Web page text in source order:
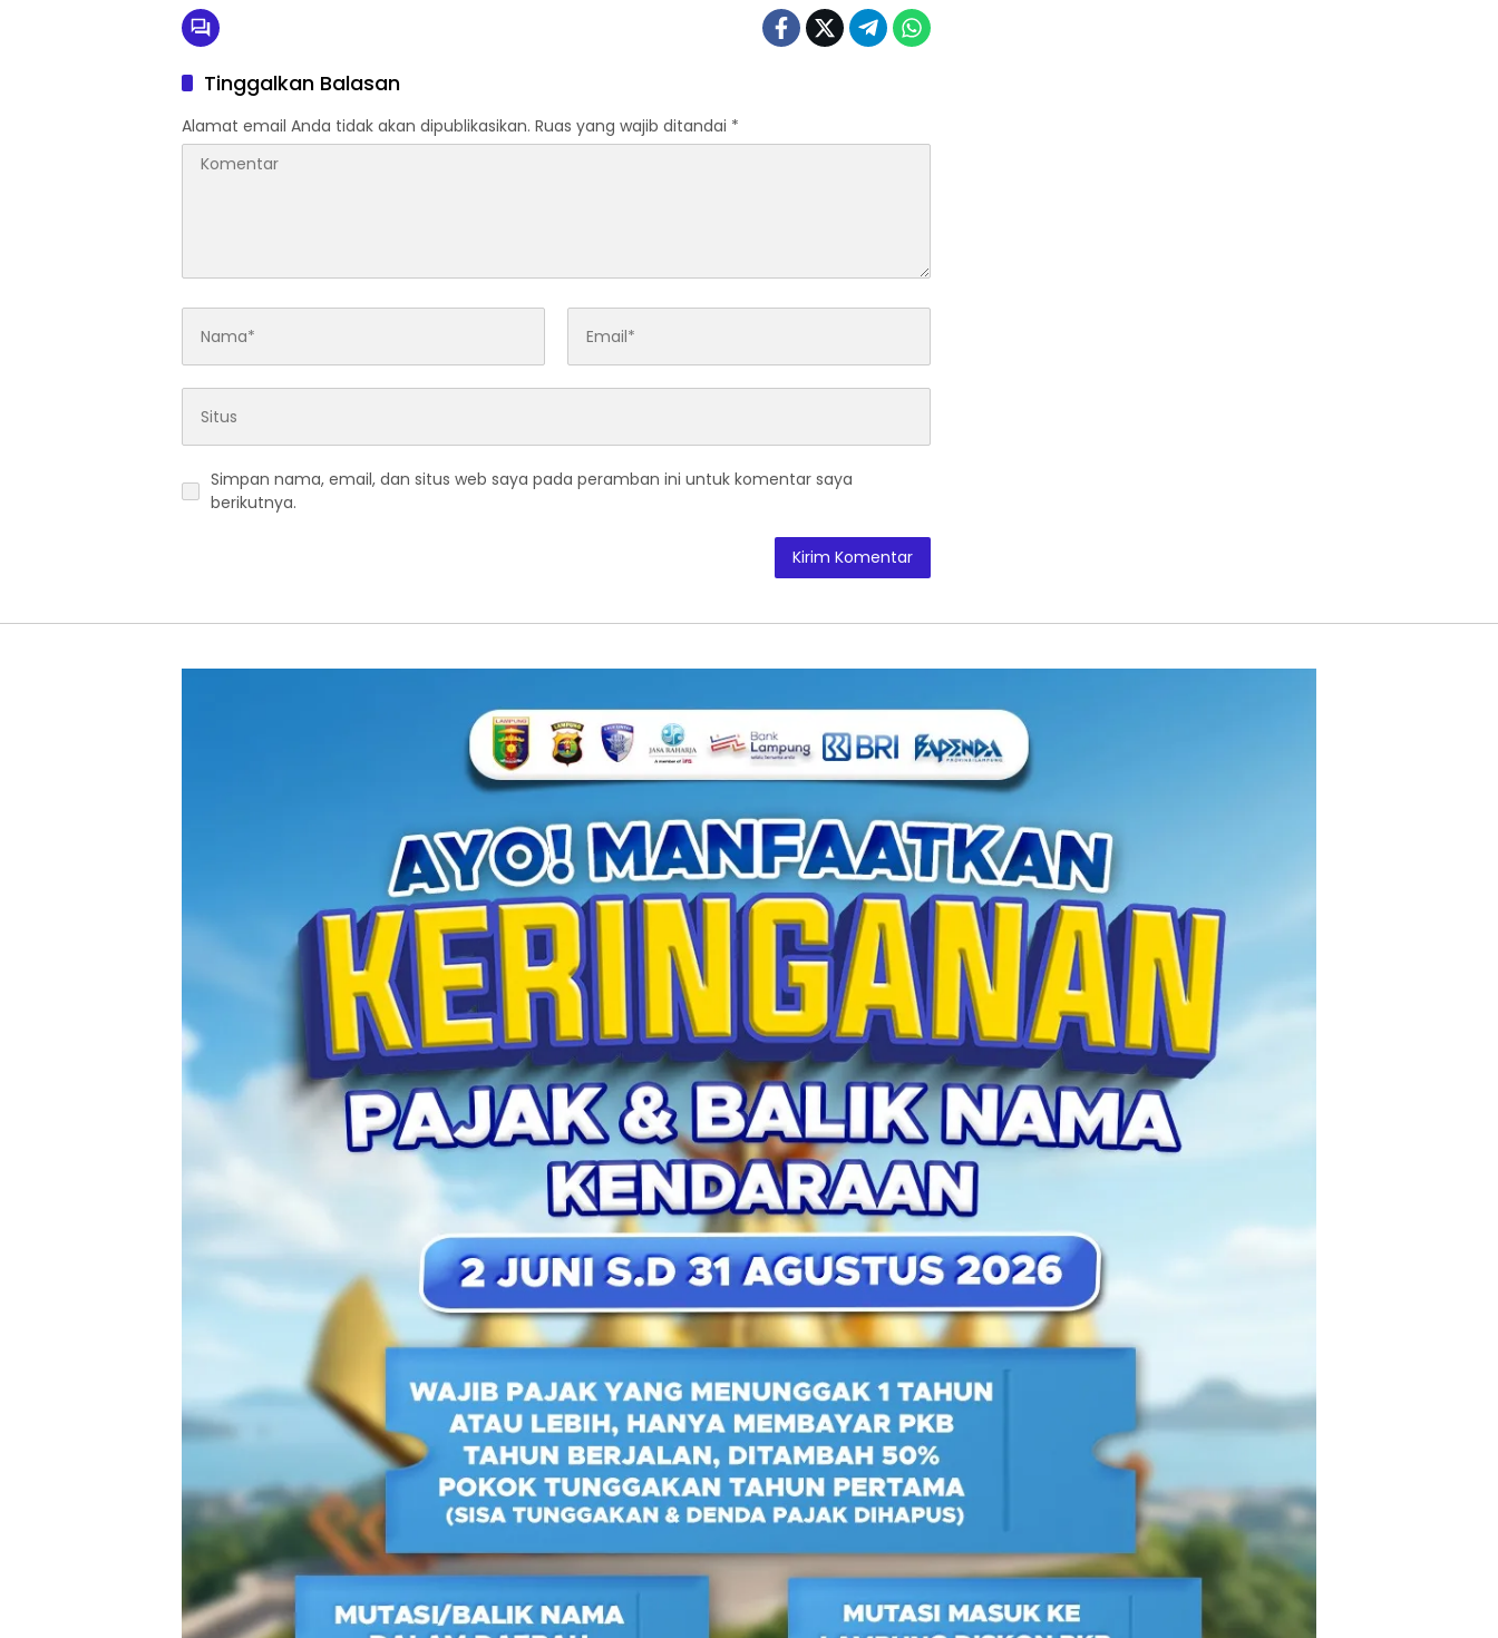
Tinggalkan Balasan
Alamat email Anda tidak akan dipublikasikan. Ruas yang wajib ditandai *
Simpan nama, email, dan situs web saya pada peramban ini untuk komentar saya
berikutnya.